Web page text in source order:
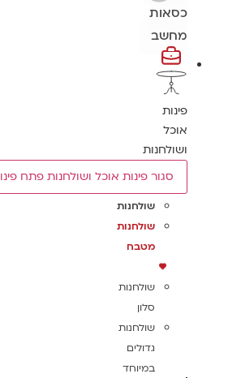
כסאות
מחשב
פינות
אוכל
ושולחנות
סגור פינות אוכל ושולחנות פתח
שולחנות
שולחנות
מטבח
שולחנות
סלון
שולחנות
גדולים
במיוחד